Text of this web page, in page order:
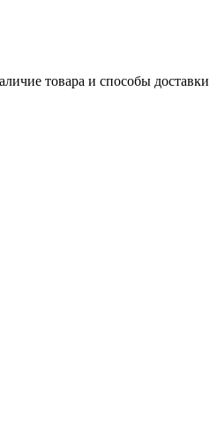
товара и способы доставки